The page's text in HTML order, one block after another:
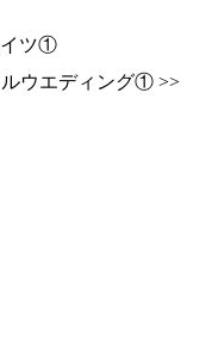
イツ①
ウエディング① >>